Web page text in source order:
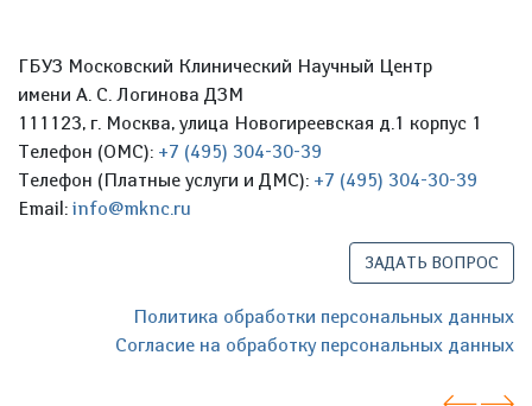
ГБУЗ Московский Клинический Научный Центр
имени А. С. Логинова ДЗМ
111123, г. Москва, улица Новогиреевская д.1 корпус 1
Телефон (ОМС): +7 (495) 304-30-39
Телефон (Платные услуги и ДМС): +7 (495) 304-30-39
Email: info@mknc.ru
ЗАДАТЬ ВОПРОС
Политика обработки персональных данных
Согласие на обработку персональных данных